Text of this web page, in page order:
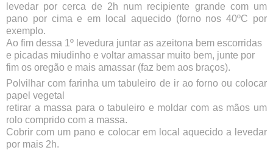
levedar por cerca de 2h num recipiente grande com um
pano por cima e em local aquecido (forno nos 40ºC por
exemplo.
Ao fim dessa 1º levedura juntar as azeitona bem escorridas
e picadas miudinho e voltar amassar muito bem, junte por
fim os oregão e mais amassar (faz bem aos braços).
Polvilhar com farinha um tabuleiro de ir ao forno ou colocar
papel vegetal
retirar a massa para o tabuleiro e moldar com as mãos um
rolo comprido com a massa.
Cobrir com um pano e colocar em local aquecido a levedar
por mais 2h.